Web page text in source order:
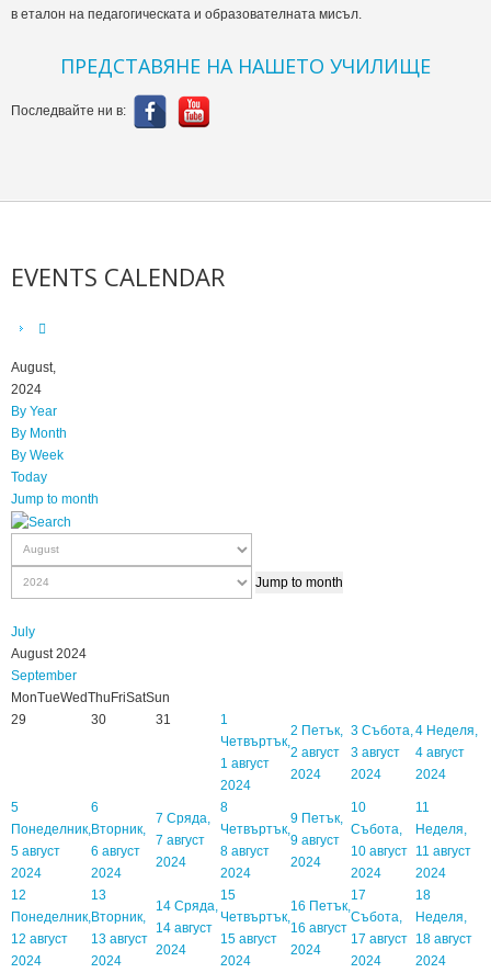
в еталон на педагогическата и образователната мисъл.
ПРЕДСТАВЯНЕ НА НАШЕТО УЧИЛИЩЕ
Последвайте ни в:
EVENTS CALENDAR
August,
2024
By Year
By Month
By Week
Today
Jump to month
Jump to month
July
August 2024
September
MonTueWedThuFriSatSun
29
30 31
1
Четвъртък,
1 август
2024
2 Петък,
2 август
2024
3 Събота,
3 август
2024
4 Неделя,
4 август
2024
5
Понеделник,
5 август
2024
6
Вторник,
6 август
2024
7 Сряда,
7 август
2024
8
Четвъртък,
8 август
2024
9 Петък,
9 август
2024
10
Събота,
10 август
2024
11
Неделя,
11 август
2024
12
Понеделник,
12 август
2024
13
Вторник,
13 август
2024
14 Сряда,
14 август
2024
15
Четвъртък,
15 август
2024
16 Петък,
16 август
2024
17
Събота,
17 август
2024
18
Неделя,
18 август
2024